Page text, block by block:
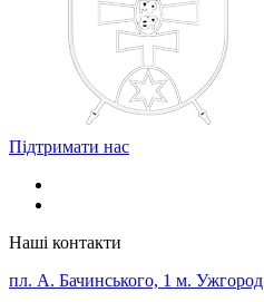
Підтримати нас
Наші контакти
пл. А. Бачинського, 1 м. Ужгород